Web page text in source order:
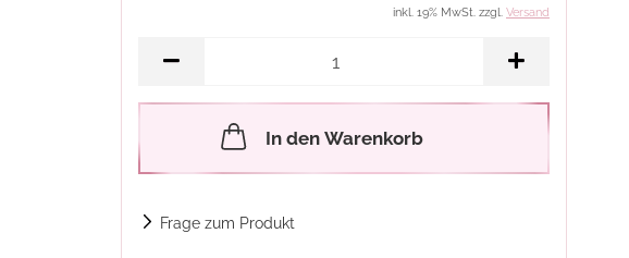
inkl. 19% MwSt. zzgl. Versand
In den Warenkorb
Frage zum Produkt